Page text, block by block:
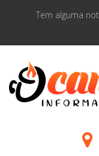
Tem alguma